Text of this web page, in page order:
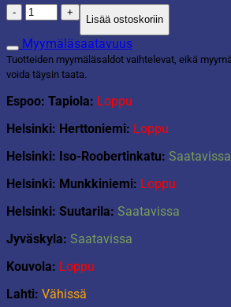
Servetti
joulupallot
33x33cm
määrä
Lisää ostoskoriin
Myymäläsaatavuus
Tuotteiden myymäläsaldot vaihtelevat, eikä
voida täysin taata.
Espoo: Tapiola: Loppu
Helsinki: Herttoniemi: Loppu
Helsinki: Iso-Roobertinkatu: Saatavissa
Helsinki: Munkkiniemi: Loppu
Helsinki: Suutarila: Saatavissa
Jyväskyla: Saatavissa
Kouvola: Loppu
Lahti: Vähissä